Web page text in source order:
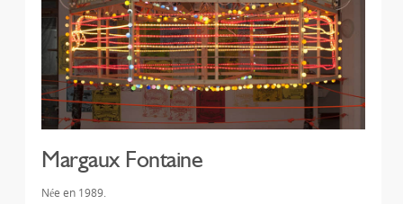
Margaux Fontaine
Née en 1989.